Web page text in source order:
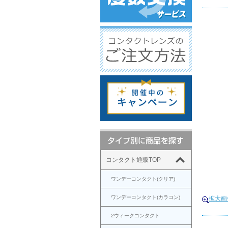
コンタクト通販TOP
ワンデーコンタクト(クリア)
ワンデーコンタクト(カラコン)
2ウィークコンタクト
拡大